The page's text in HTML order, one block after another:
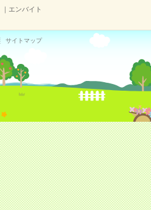
エンバイト
サイトマップ